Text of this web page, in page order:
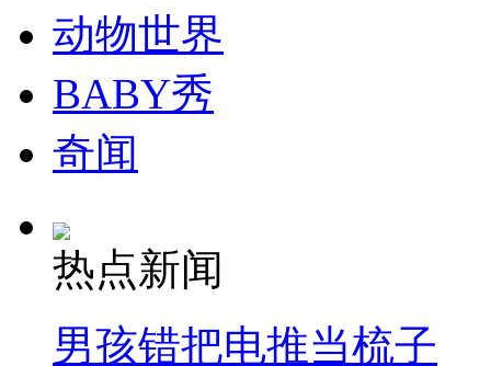
司机酒驾遇交警 急速倒车逃窜
动物世界
BABY秀
奇闻
热点新闻
男孩错把电推当梳子